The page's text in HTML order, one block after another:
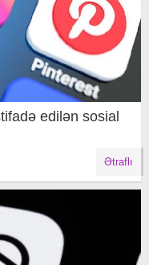
edilən sosial
Ətraflı